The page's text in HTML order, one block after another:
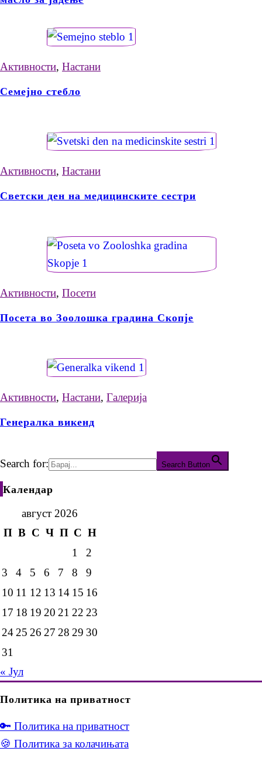
Активности, Настани
Семејно стебло
Активности, Настани
Светски ден на медицинските сестри
Активности, Посети
Посета во Зоолошка градина Скопје
Активности, Настани, Галерија
Генералка викенд
Search for: Search Button
Календар
август 2026
П В С Ч П С Н
1
2
3
4 5 6 7 8
9
10 11 12 13 14 15 16
17 18 19 20 21 22 23
2425 26 27 28 29 30
31
« Јул
Политика на приватност
🔑 Политика на приватност
🍪 Политика за колачињата